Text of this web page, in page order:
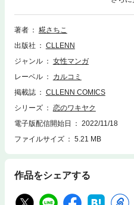
衣の結婚報告を受け、仕舞ったはず
できない自分に嫌気がさす日々。そ
ために司の親友・悠太郎と打ち合わ
芽吹く、嘘から始まるラブストーリー
著者
糀さちこ
出版社
CLLENN
ジャンル
女性マンガ
レーベル
カルコミ
掲載誌
CLLENN COMICS
シリーズ
恋のワキヤク
電子版配信開始日
2022/11/18
ファイルサイズ
5.21 MB
作品をシェアする